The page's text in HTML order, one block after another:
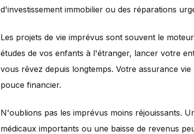
d'investissement immobilier ou des réparations
Les projets de vie imprévus sont souvent le
études de vos enfants à l'étranger, lancer votre
vous rêvez depuis longtemps. Votre assurance
pouce financier.
N'oublions pas les imprévus moins réjouissants.
médicaux importants ou une baisse de revenus